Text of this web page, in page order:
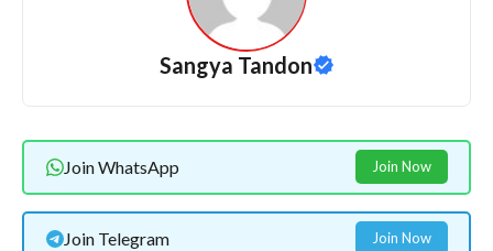
Sangya Tandon
Join WhatsApp Join Now
Join Telegram Join Now